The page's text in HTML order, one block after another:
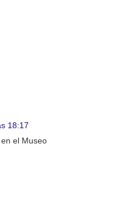
18:17
el Museo